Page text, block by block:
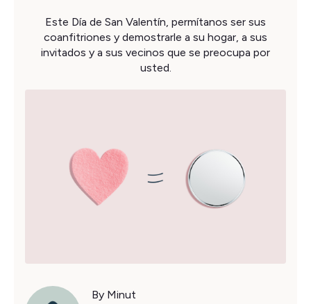
Este Día de San Valentín, permítanos ser sus
coanfitriones y demostrarle a su hogar, a sus
invitados y a sus vecinos que se preocupa por
usted.
By Minut